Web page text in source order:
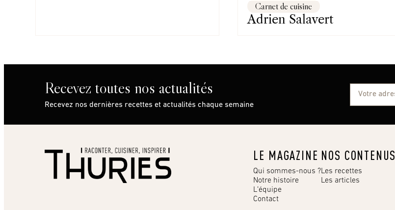
Carnet de cuisine
Adrien Salavert
Recevez toutes nos actualités
Recevez nos dernières recettes et actualités chaque semaine
LE MAGAZINE
Qui sommes-nous ?
Notre histoire
L’équipe
Contact
NOS CONTENUS
Les recettes
Les articles